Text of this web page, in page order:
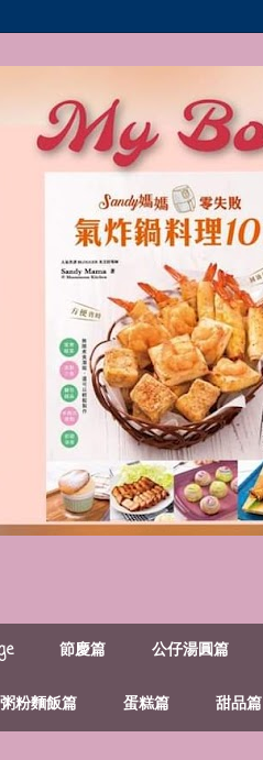
節慶篇 公仔湯圓篇
粥粉麵飯篇 蛋糕篇 甜品篇